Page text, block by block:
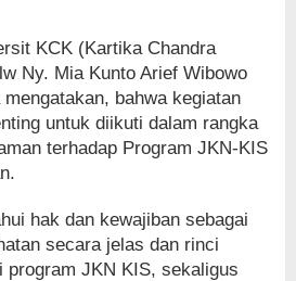
KCK (Kartika Chandra
Ny. Mia Kunto Arief Wibowo
bahwa kegiatan
untuk diikuti dalam rangka
terhadap Program JKN-KIS
hak dan kewajiban sebagai
secara jelas dan rinci
program JKN KIS, sekaligus